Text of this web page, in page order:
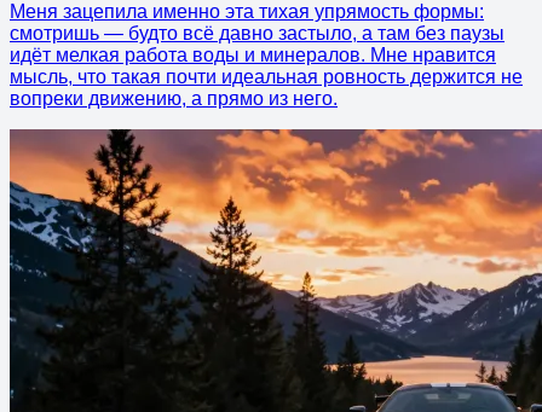
Меня зацепила именно эта тихая упрямость формы:
смотришь — будто всё давно застыло, а там без паузы
идёт мелкая работа воды и минералов. Мне нравится
мысль, что такая почти идеальная ровность держится не
вопреки движению, а прямо из него.